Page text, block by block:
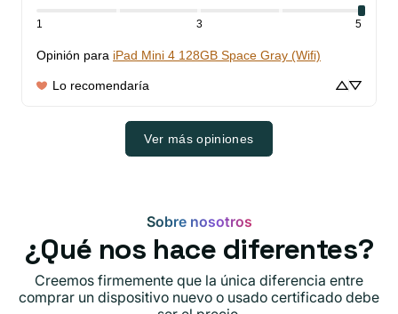
1 3 5
Opinión para iPad Mini 4 128GB Space Gray (Wifi)
Lo recomendaría
Ver más opiniones
Sobre nosotros
¿Qué nos hace diferentes?
Creemos firmemente que la única diferencia entre
comprar un dispositivo nuevo o usado certificado debe